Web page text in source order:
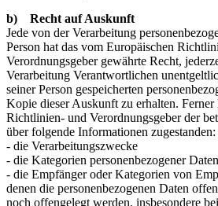
b) Recht auf Auskunft
Jede von der Verarbeitung
Person hat das vom Europäischen
Verordnungsgeber gewährte Recht,
Verarbeitung Verantwortlichen
seiner Person gespeicherten
Kopie dieser Auskunft zu erhalten. Ferner
Richtlinien- und Verordnungsgeber der
über folgende Informationen zugestanden:
- die Verarbeitungszwecke
- die Kategorien personenbezogener
- die Empfänger oder Kategorien von
denen die personenbezogenen Daten
noch offengelegt werden, insbesondere